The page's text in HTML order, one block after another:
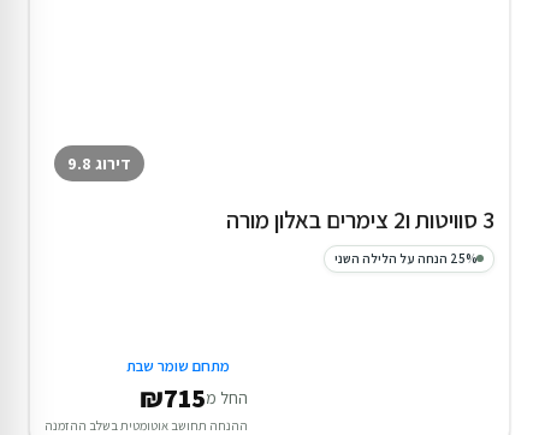
דירוג 9.8
3 סוויטות ו2 צימרים באלון מורה
25% הנחה על הלילה השני
מתחם שומר שבת
החל מ₪715
ההנחה תחושב אוטומטית בשלב ההזמנה